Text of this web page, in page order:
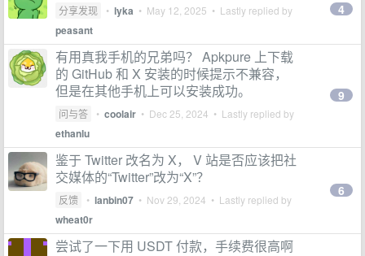
分享发现 • lyka • May 12, 2025 • Lastly replied by
peasant
4
有用真我手机的兄弟吗？ Apkpure 上下载
的 GitHub 和 X 安装的时候提示不兼容，
但是在其他手机上可以安装成功。
问与答 • coolair • Dec 25, 2024 • Lastly replied by
ethanlu
9
鉴于 Twitter 改名为 X， V 站是否应该把社
交媒体的“Twitter”改为“X”？
反馈 • lanbin07 • Nov 29, 2024 • Lastly replied by
wheat0r
6
尝试了一下用 USDT 付款，手续费很高啊